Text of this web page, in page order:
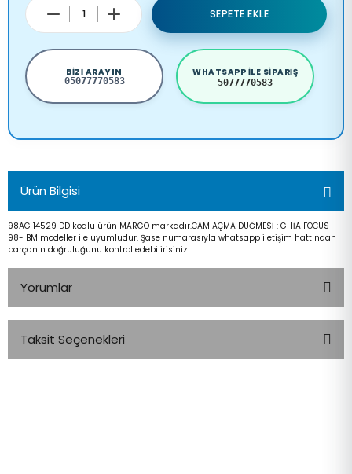
SEPETE EKLE
BIZI ARAYIN
05077770583
WHATSAPP ILE SIPARIŞ
5077770583
Ürün Bilgisi
98AG 14529 DD kodlu ürün MARGO markadır.CAM AÇMA DÜĞMESİ : GHİA FOCUS
98- BM modeller ile uyumludur. Şase numarasıyla whatsapp iletişim hattından
parçanın doğruluğunu kontrol edebilirisiniz.
Yorumlar
Taksit Seçenekleri